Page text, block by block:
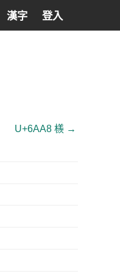
漢字 登入
U+6AA8 檨 →